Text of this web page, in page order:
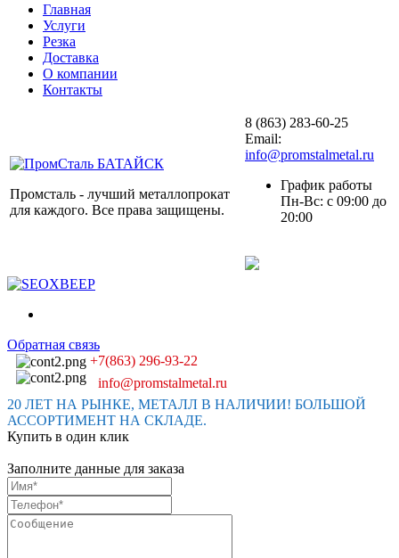
Главная
Услуги
Резка
Доставка
О компании
Контакты
Промсталь - лучший металлопрокат
для каждого. Все права защищены.
8 (863) 283-60-25
Email:
info@promstalmetal.ru
График работы
Пн-Вс: с 09:00 до
20:00
Обратная связь
+7(863) 296-93-22
info@promstalmetal.ru
20 ЛЕТ НА РЫНКЕ, МЕТАЛЛ В НАЛИЧИИ! БОЛЬШОЙ
АССОРТИМЕНТ НА СКЛАДЕ.
Купить в один клик
Заполните данные для заказа